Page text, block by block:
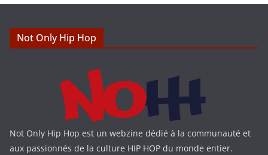
Not Only Hip Hop
Not Only Hip Hop est un webzine dédié à la communauté et
aux passionnés de la culture HIP HOP du monde entier.